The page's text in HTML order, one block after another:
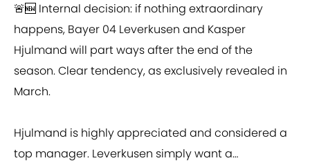
🚨🆕 Internal decision: if nothing extraordinary
happens, Bayer 04 Leverkusen and Kasper
Hjulmand will part ways after the end of the
season. Clear tendency, as exclusively revealed in
March.
Hjulmand is highly appreciated and considered a
top manager. Leverkusen simply want a…